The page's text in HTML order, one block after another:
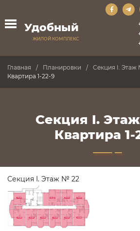
Удобный
ЖИЛОЙ КОМПЛЕКС
Главная Планировки
Секция I. Этаж
Квартира 1-22-9
Секция I.
Квартира 1-
Секция I. Этаж № 22
ПРОДАНО ПРОДАНО ПРОДАНО
ПРОДАНО
ПРОДАНО
ПРОДАНО
ПРОДАНО
ПРОДАНО
ПРОДАНО
ПРОДАНО